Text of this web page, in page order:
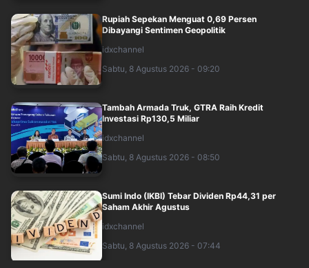
Rupiah Sepekan Menguat 0,69 Persen
Dibayangi Sentimen Geopolitik
idxchannel
Sabtu, 8 Agustus 2026 - 09:20
Tambah Armada Truk, GTRA Raih Kredit
Investasi Rp130,5 Miliar
idxchannel
Sabtu, 8 Agustus 2026 - 08:50
Sumi Indo (IKBI) Tebar Dividen Rp44,31 per
Saham Akhir Agustus
idxchannel
Sabtu, 8 Agustus 2026 - 07:44